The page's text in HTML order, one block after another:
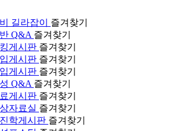
길라잡이
즐겨찾기
Q&A 즐겨찾기
게시판 즐겨찾기
게시판 즐겨찾기
게시판 즐겨찾기
Q&A 즐겨찾기
게시판 즐겨찾기
자료실 즐겨찾기
학게시판 즐겨찾기